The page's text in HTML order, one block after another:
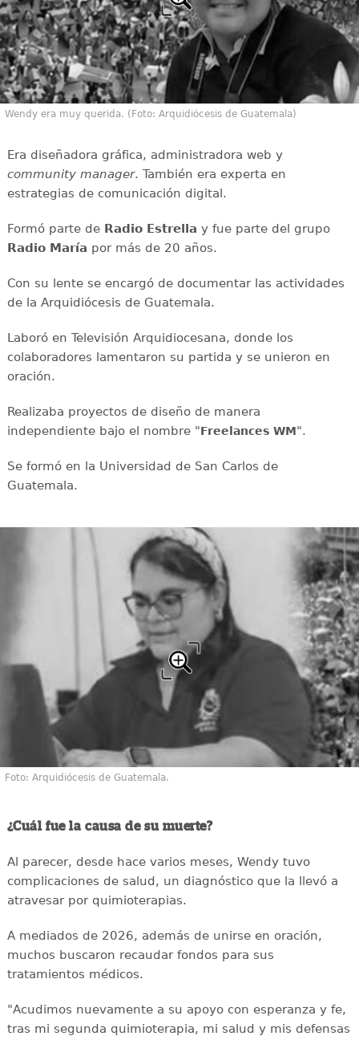
Wendy era muy querida. (Foto: Arquidiócesis de Guatemala)
Era diseñadora gráfica, administradora web y
community manager. También era experta en
estrategias de comunicación digital.
Formó parte de Radio Estrella y fue parte del grupo
Radio María por más de 20 años.
Con su lente se encargó de documentar las actividades
de la Arquidiócesis de Guatemala.
Laboró en Televisión Arquidiocesana, donde los
colaboradores lamentaron su partida y se unieron en
oración.
Realizaba proyectos de diseño de manera
independiente bajo el nombre "Freelances WM".
Se formó en la Universidad de San Carlos de
Guatemala.
Foto: Arquidiócesis de Guatemala.
¿Cuál fue la causa de su muerte?
Al parecer, desde hace varios meses, Wendy tuvo
complicaciones de salud, un diagnóstico que la llevó a
atravesar por quimioterapias.
A mediados de 2026, además de unirse en oración,
muchos buscaron recaudar fondos para sus
tratamientos médicos.
"Acudimos nuevamente a su apoyo con esperanza y fe,
tras mi segunda quimioterapia, mi salud y mis defensas